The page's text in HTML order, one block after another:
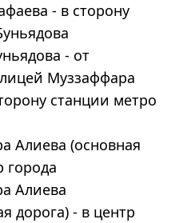
- в сторону
- от
Муззаффара
станции метро
Алиева (основная
города
Алиева
дорога) - в центр